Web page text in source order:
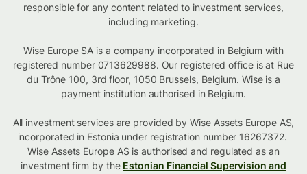
responsible for any content related to investment services,
including marketing.
Wise Europe SA is a company incorporated in Belgium with
registered number 0713629988. Our registered office is at Rue
du Trône 100, 3rd floor, 1050 Brussels, Belgium. Wise is a
payment institution authorised in Belgium.
All investment services are provided by Wise Assets Europe AS,
incorporated in Estonia under registration number 16267372.
Wise Assets Europe AS is authorised and regulated as an
investment firm by the Estonian Financial Supervision and